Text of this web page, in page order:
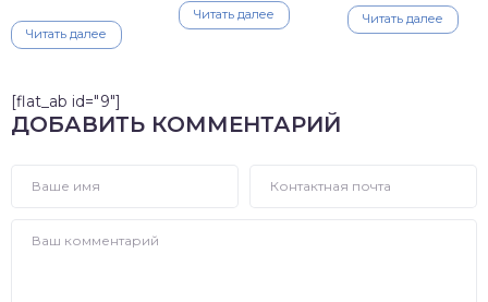
Читать далее
Читать далее Читать далее
[flat_ab id="9"]
ДОБАВИТЬ КОММЕНТАРИЙ